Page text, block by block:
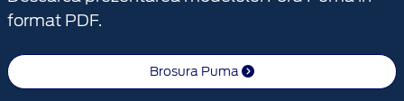
format PDF.
Brosura Puma